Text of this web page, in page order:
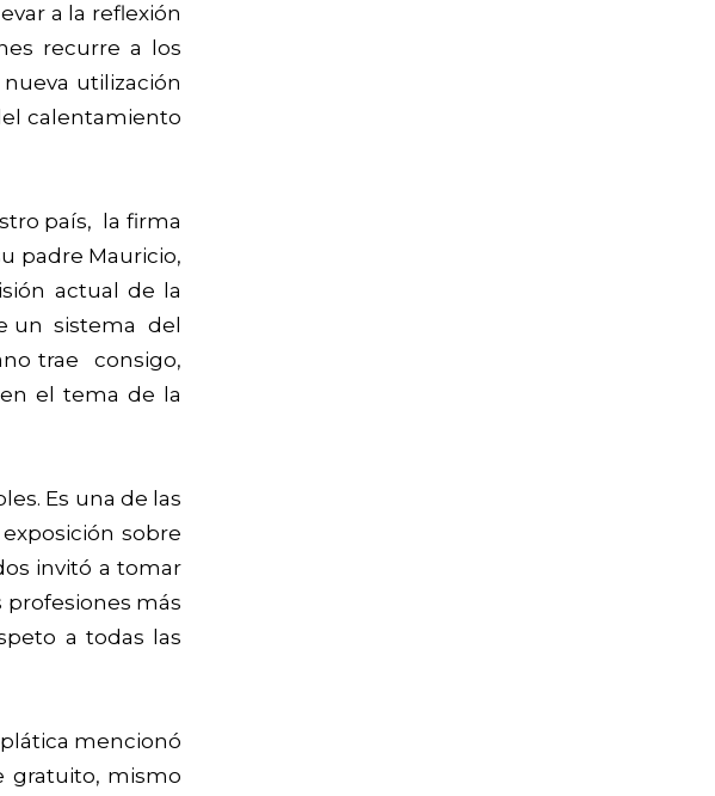
a la reflexión
recurre a los
utilización
calentamiento
país, la firma
padre Mauricio,
actual de la
un sistema del
trae consigo,
el tema de la
Es una de las
sobre
invitó a tomar
profesiones más
a todas las
mencionó
gratuito, mismo